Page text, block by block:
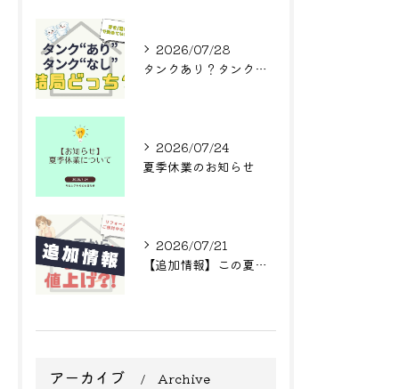
2026/07/28
タンクあり？タンクなし？結局どっち？
2026/07/24
夏季休業のお知らせ
2026/07/21
【追加情報】この夏からまた値上げ?! リフォームをご検討中の方へ
アーカイブ Archive